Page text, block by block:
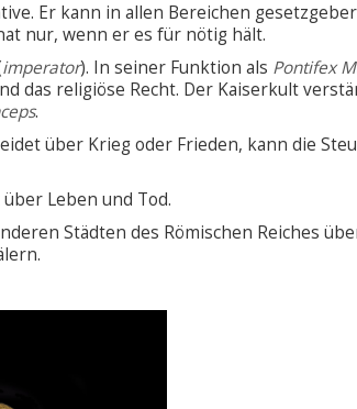
Er kann in allen Bereichen
nur, wenn er es für nötig hält.
imperator). In seiner Funktion als Pontifex
das religiöse Recht. Der Kaiserkult
.
über Krieg oder Frieden, kann die
Leben und Tod.
Städten des Römischen Reiches